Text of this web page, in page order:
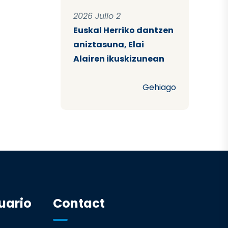
2026 Julio 2
Euskal Herriko dantzen
aniztasuna, Elai
Alairen ikuskizunean
Gehiago
Contact